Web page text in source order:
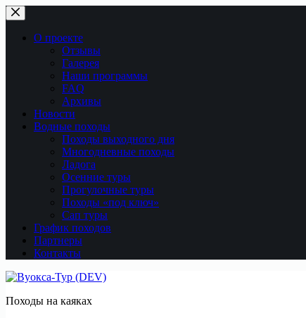
Перейти
к
сути
О проекте
Отзывы
Галерея
Наши программы
FAQ
Архивы
Новости
Водные походы
Походы выходного дня
Многодневные походы
Ладога
Осенние туры
Прогулочные туры
Походы «под ключ»
Сап туры
График походов
Партнеры
Контакты
Походы на каяках